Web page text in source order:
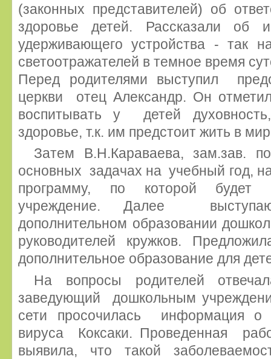
(законных представителей) об
здоровье детей. Рассказали об
удерживающего устройства - так
светоотражателей в темное время
Перед родителями выступил
церкви отец Александр. Он
воспитывать у детей
здоровье, т.к. им предстоит жить в
Затем В.Н.Караваева, зам.зав.
основных задачах на учебный год,
программу, по которой будет
учреждение. Далее
дополнительном образовании
руководителей кружков.
дополнительное образование для
На вопросы родителей
заведующий дошкольным
сети просочилась информация о
вируса Коксаки. Проведенная
выявила, что такой